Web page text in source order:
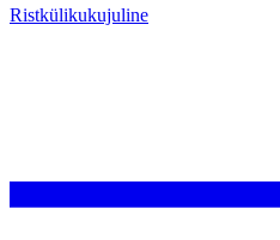
Ristkülikukujuline